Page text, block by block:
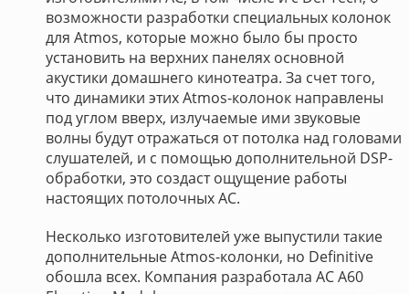
возможности разработки специальных колонок
для Atmos, которые можно было бы просто
установить на верхних панелях основной
акустики домашнего кинотеатра. За счет того,
что динамики этих Atmos-колонок направлены
под углом вверх, излучаемые ими звуковые
волны будут отражаться от потолка над головами
слушателей, и с помощью дополнительной DSP-
обработки, это создаст ощущение работы
настоящих потолочных АС.
Несколько изготовителей уже выпустили такие
дополнительные Atmos-колонки, но Definitive
обошла всех. Компания разработала АС A60